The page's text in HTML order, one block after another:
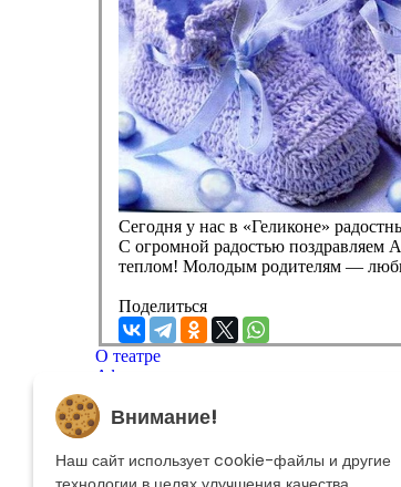
Сегодня у нас в «Геликоне»
С огромной радостью поздравляем
теплом! Молодым родителям —
Поделиться
О театре
Афиша
Артисты
Меценатам
Контакты
Касса театра
8 495 250-22-22
Внимание!
Наш сайт использует cookie-файлы и другие